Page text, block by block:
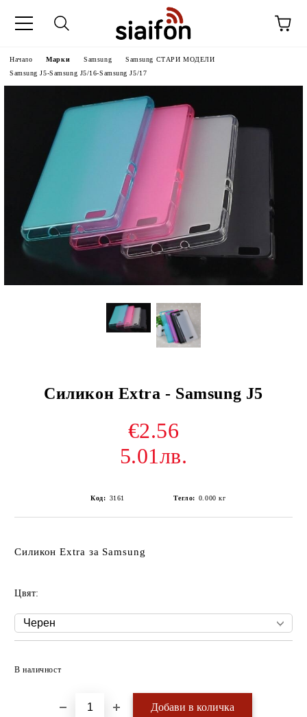
Начало Марки Samsung
Samsung СТАРИ МОДЕЛИ
Samsung J5-Samsung J5/16-Samsung J5/17
Силикон Extra - Samsung J5
€2.56
5.01лв.
Код: 3161 Тегло: 0.000 кг
Силикон Extra за Samsung
Цвят:
В наличност